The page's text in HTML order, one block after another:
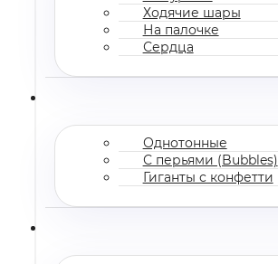
Ходячие шары
На палочке
Сердца
Однотонные
С перьями (Bubbles)
Гиганты с конфетти